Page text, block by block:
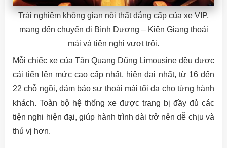
Trải nghiệm không gian nội thất đẳng cấp của xe VIP,
mang đến chuyến đi Bình Dương – Kiên Giang thoải
mái và tiện nghi vượt trội.
Mỗi chiếc xe của Tân Quang Dũng Limousine đều được
cải tiến lên mức cao cấp nhất, hiện đại nhất, từ 16 đến
22 chỗ ngồi, đảm bảo sự thoải mái tối đa cho từng hành
khách. Toàn bộ hệ thống xe được trang bị đầy đủ các
tiện nghi hiện đại, giúp hành trình dài trở nên dễ chịu và
thú vị hơn.